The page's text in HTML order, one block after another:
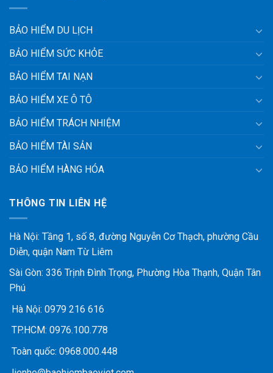
BẢO HIỂM DU LỊCH
BẢO HIỂM SỨC KHỎE
BẢO HIỂM TAI NẠN
BẢO HIỂM XE Ô TÔ
BẢO HIỂM TRÁCH NHIỆM
BẢO HIỂM TÀI SẢN
BẢO HIỂM HÀNG HÓA
THÔNG TIN LIÊN HỆ
Hà Nội: Tầng 1, số 8, đường Nguyễn Cơ Thạch, phường Cầu
Diễn, quận Nam Từ Liêm
Sài Gòn: 336 Trịnh Đình Trọng, Phường Hòa Thạnh, Quận Tân
Phú
Hà Nội: 0979 216 616
TP.HCM: 0976.100.778
Toàn quốc: 0968.000.448